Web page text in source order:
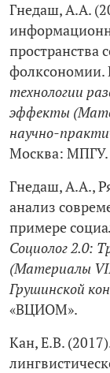
Гнедаш, А.А.
пространства
фолксономии.
технологии
эффекты
научно-
Москва: МПГУ.
Гнедаш, А.А.,
анализ
примере
Социолог 2.0:
(Материалы
Грушинской
«ВЦИОМ».
Кан, Е.В.